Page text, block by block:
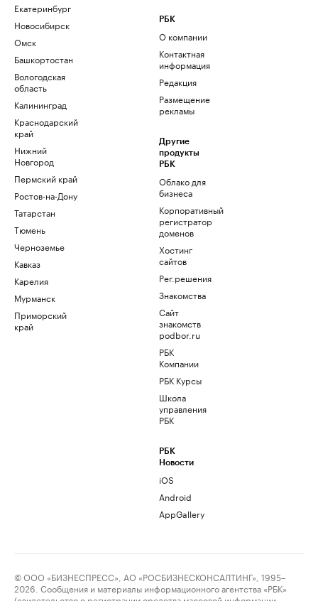
Екатеринбург
Новосибирск
Омск
Башкортостан
Вологодская
область
Калининград
Краснодарский
край
Нижний
Новгород
Пермский край
Ростов-на-Дону
Татарстан
Тюмень
Черноземье
Кавказ
Карелия
Мурманск
Приморский
край
РБК
О компании
Контактная
информация
Редакция
Размещение
рекламы
Другие
продукты
РБК
Облако для
бизнеса
Корпоративный
регистратор
доменов
Хостинг
сайтов
Рег.решения
Знакомства
Сайт
знакомств
podbor.ru
РБК
Компании
РБК Курсы
Школа
управления
РБК
РБК
Новости
iOS
Android
AppGallery
© ООО «БИЗНЕСПРЕСС», АО «РОСБИЗНЕСКОНСАЛТИНГ», 1995–
2026. Сообщения и материалы информационного агентства «РБК»